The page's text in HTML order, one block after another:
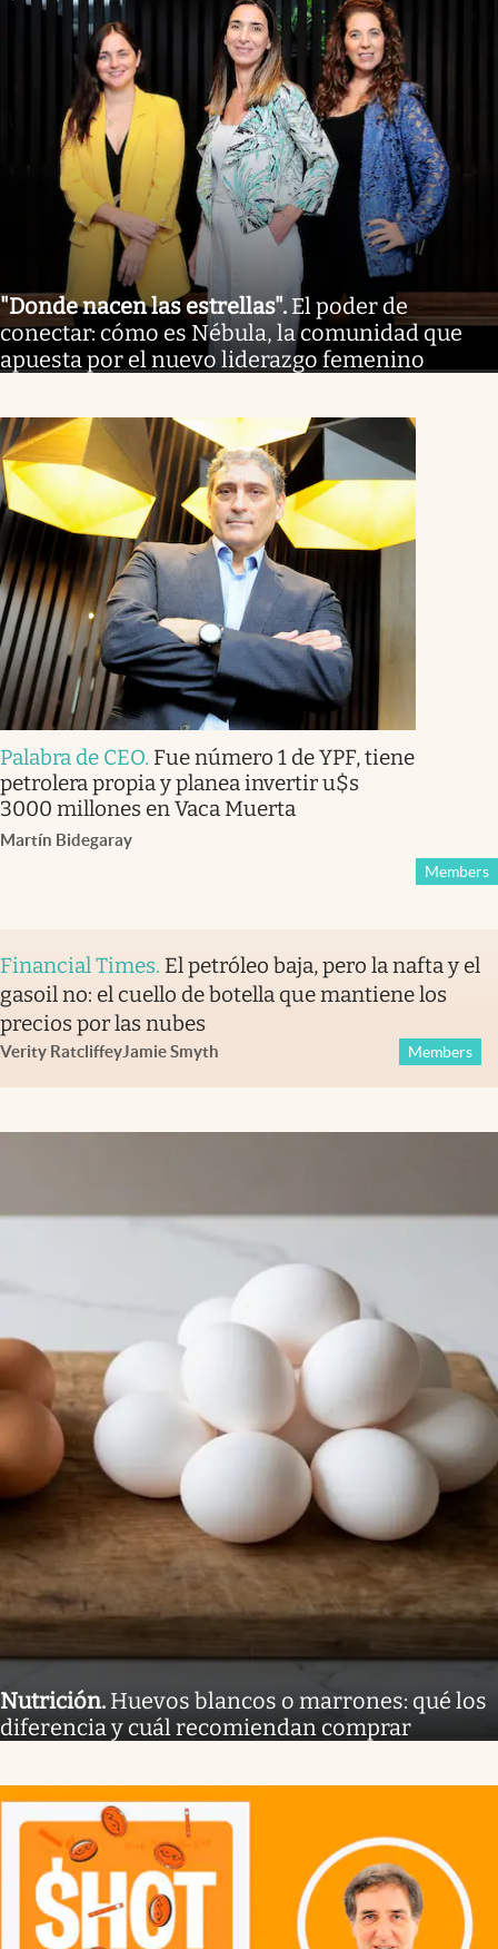
"Donde nacen las estrellas". El poder de
conectar: cómo es Nébula, la comunidad que
apuesta por el nuevo liderazgo femenino
Palabra de CEO. Fue número 1 de YPF, tiene
petrolera propia y planea invertir u$s
3000 millones en Vaca Muerta
Martín Bidegaray
Members
Financial Times. El petróleo baja, pero la nafta y el
gasoil no: el cuello de botella que mantiene los
precios por las nubes
Verity RatcliffeyJamie Smyth Members
Nutrición. Huevos blancos o marrones: qué los
diferencia y cuál recomiendan comprar